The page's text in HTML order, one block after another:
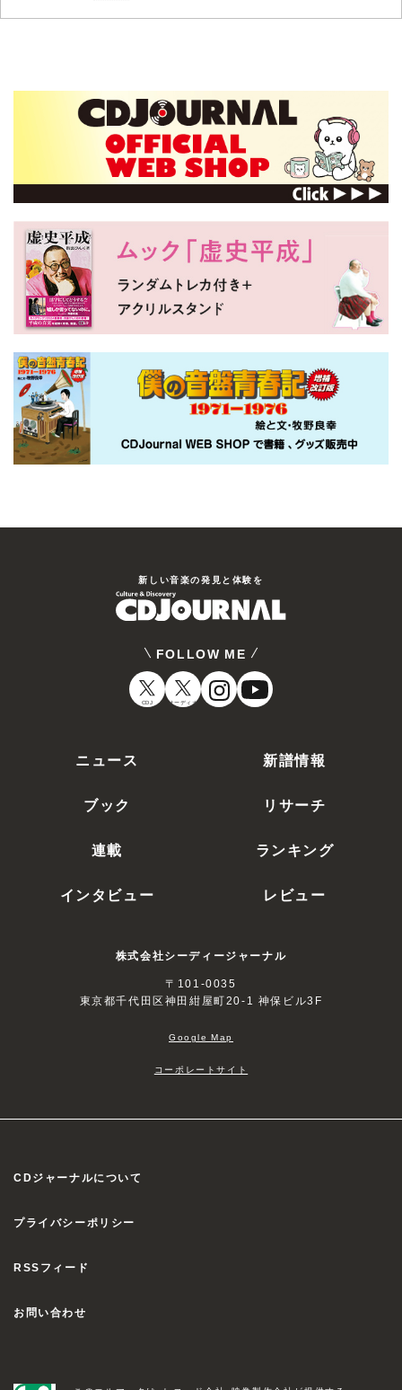
新しい⾳楽の発⾒と体験を
FOLLOW ME
CDJ オーディオ
ニュース 新譜情報
ブック リサーチ
連載 ランキング
インタビュー レビュー
株式会社シーディージャーナル
〒101-0035
東京都千代田区神田紺屋町20-1 神保ビル3F
Google Map
コーポレートサイト
CDジャーナルについて
プライバシーポリシー
RSSフィード
お問い合わせ